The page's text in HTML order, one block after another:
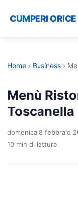
CUMPERI ORICE
Home › Business ›
Menù
Toscanella
domenica 8 febbraio
10 min di lettura